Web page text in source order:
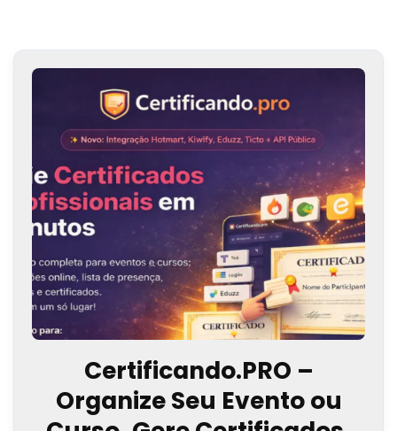
Certificando.PRO –
Organize Seu Evento ou